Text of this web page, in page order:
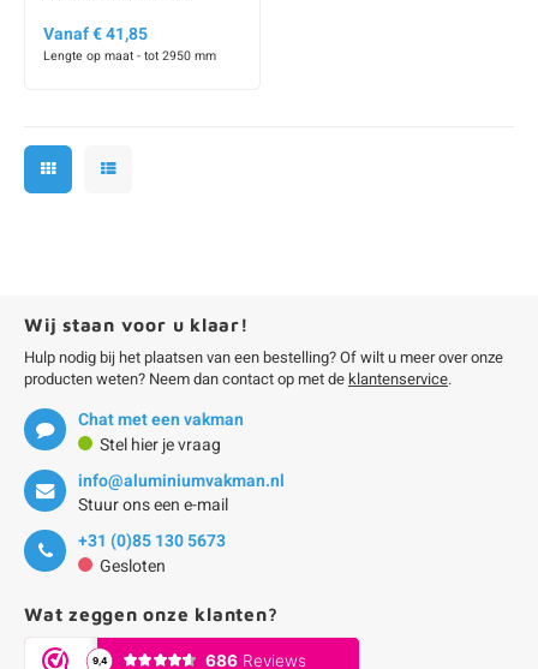
Vanaf € 41,85
Lengte op maat - tot 2950 mm
Wij staan voor u klaar!
Hulp nodig bij het plaatsen van een bestelling? Of wilt u meer over onze
producten weten? Neem dan contact op met de klantenservice.
Chat met een vakman
Stel hier je vraag
info@aluminiumvakman.nl
Stuur ons een e-mail
+31 (0)85 130 5673
Gesloten
Wat zeggen onze klanten?